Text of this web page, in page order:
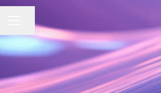
MENU CARRIERA
Condividi la pagina